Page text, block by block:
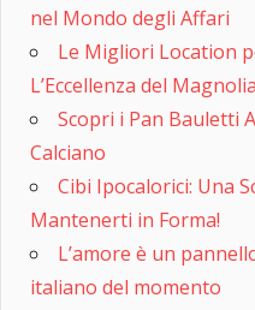
nel Mondo degli Affari
Le Migliori Location
L’Eccellenza del
Scopri i Pan Bauletti
Calciano
Cibi Ipocalorici: Una
Mantenerti in Forma!
L’amore è un
italiano del momento